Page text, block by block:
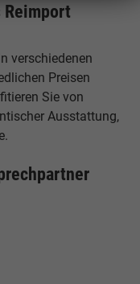
Reimport
verschiedenen
Preisen
Sie von
Ausstattung,